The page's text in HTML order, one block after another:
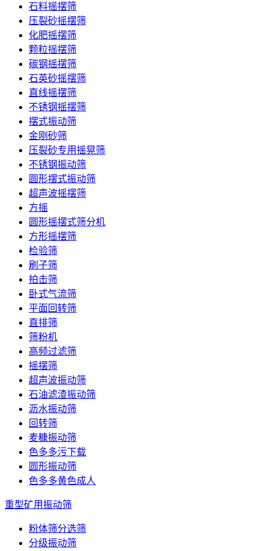
石料摇摆筛
压裂砂摇摆筛
化肥摇摆筛
颗粒摇摆筛
碳钢摇摆筛
石英砂摇摆筛
直线摇摆筛
不锈钢摇摆筛
摆式振动筛
金刚砂筛
压裂砂专用摇晃筛
不锈钢振动筛
圆形摆式振动筛
超声波摇摆筛
方摇
圆形摇摆式筛分机
方形摇摆筛
检验筛
刷子筛
拍击筛
卧式气流筛
平面回转筛
直排筛
筛粉机
高频过滤筛
摇摆筛
超声波振动筛
石油滤渣振动筛
沥水振动筛
回转筛
麦糠振动筛
色多多污下载
圆形振动筛
色多多黄色成人
重型矿用振动筛
粉体筛分选筛
分级振动筛